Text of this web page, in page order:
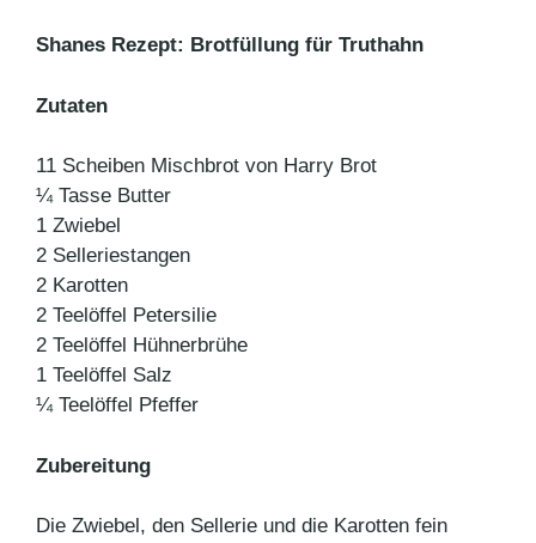
Shanes Rezept: Brotfüllung für Truthahn
Zutaten
11 Scheiben Mischbrot von Harry Brot
¼ Tasse Butter
1 Zwiebel
2 Selleriestangen
2 Karotten
2 Teelöffel Petersilie
2 Teelöffel Hühnerbrühe
1 Teelöffel Salz
¼ Teelöffel Pfeffer
Zubereitung
Die Zwiebel, den Sellerie und die Karotten fein